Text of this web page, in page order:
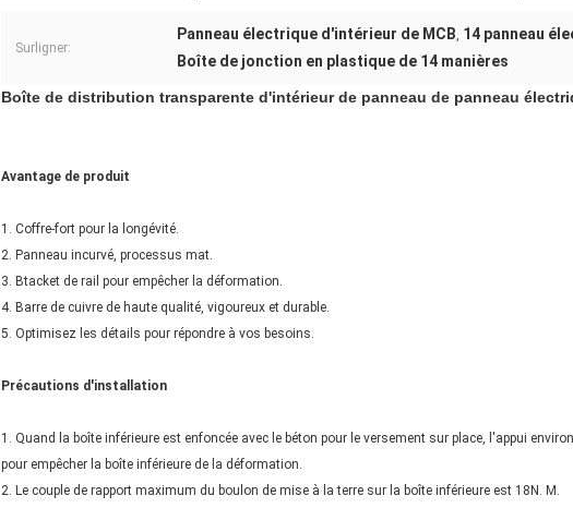
Surligner:
Panneau électrique d'intérieur de MCB, 14 panneau
Boîte de jonction en plastique de 14 manières
Boîte de distribution transparente d'intérieur de panneau de panneau
Avantage de produit
1. Coffre-fort pour la longévité.
2. Panneau incurvé, processus mat.
3. Btacket de rail pour empêcher la déformation.
4. Barre de cuivre de haute qualité, vigoureux et durable.
5. Optimisez les détails pour répondre à vos besoins.
Précautions d'installation
1. Quand la boîte inférieure est enfoncée avec le béton pour le versement sur place, l'appui
pour empêcher la boîte inférieure de la déformation.
2. Le couple de rapport maximum du boulon de mise à la terre sur la boîte inférieure est 18N. M.